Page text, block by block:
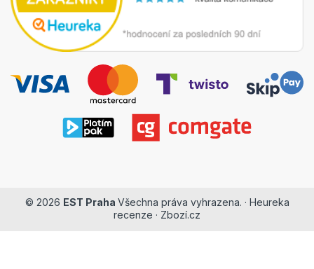
© 2026 EST Praha Všechna práva vyhrazena. · Heureka
recenze · Zbozí.cz